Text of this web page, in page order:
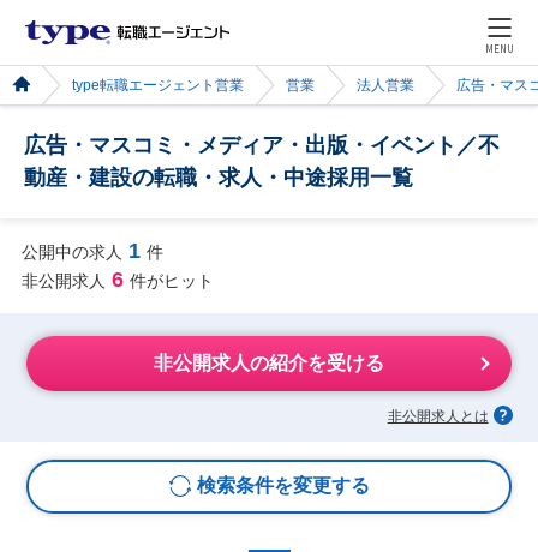
MENU
type転職エージェント営業 営業 法人営業 広告・マス
広告・マスコミ・メディア・出版・イベント／不
動産・建設の転職・求人・中途採用一覧
公開中の求人 1 件
非公開求人 6 件がヒット
非公開求人の紹介を受ける
非公開求人とは
検索条件を変更する